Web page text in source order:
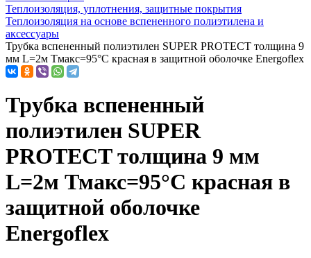
Теплоизоляция, уплотнения, защитные покрытия
Теплоизоляция на основе вспененного полиэтилена и
аксессуары
Трубка вспененный полиэтилен SUPER PROTECT толщина 9
мм L=2м Тмакс=95°C красная в защитной оболочке Energoflex
Трубка вспененный
полиэтилен SUPER
PROTECT толщина 9 мм
L=2м Тмакс=95°C красная в
защитной оболочке
Energoflex